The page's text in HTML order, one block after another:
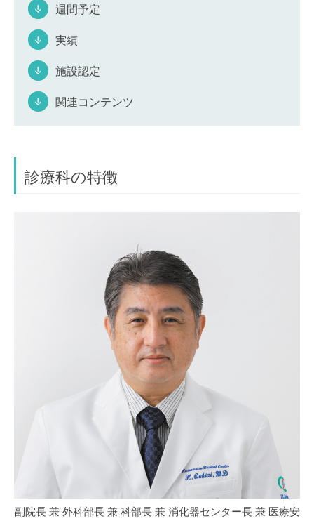
週間予定
実績
施設認定
関連コンテンツ
診療科の特徴
副院長 兼 外科部長 兼 科部長 兼 消化器センター長 兼 医療安